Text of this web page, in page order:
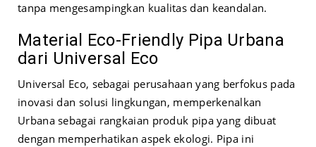
tanpa mengesampingkan kualitas dan keandalan.
Material Eco-Friendly Pipa Urbana
dari Universal Eco
Universal Eco, sebagai perusahaan yang berfokus pada
inovasi dan solusi lingkungan, memperkenalkan
Urbana sebagai rangkaian produk pipa yang dibuat
dengan memperhatikan aspek ekologi. Pipa ini